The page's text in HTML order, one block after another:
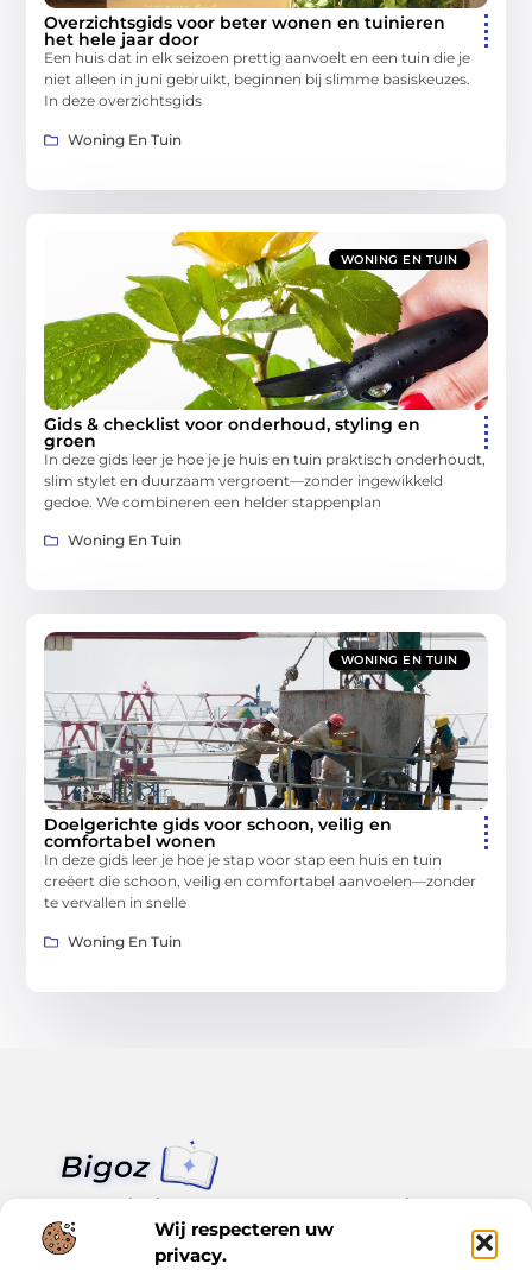
Wij respecteren uw
privacy.
Overzichtsgids voor beter wonen en tuinieren
het hele jaar door
Een huis dat in elk seizoen prettig aanvoelt en een tuin die je
niet alleen in juni gebruikt, beginnen bij slimme basiskeuzes.
In deze overzichtsgids
Woning En Tuin
WONING EN TUIN
Gids & checklist voor onderhoud, styling en
groen
In deze gids leer je hoe je je huis en tuin praktisch onderhoudt,
slim stylet en duurzaam vergroent—zonder ingewikkeld
gedoe. We combineren een helder stappenplan
Woning En Tuin
WONING EN TUIN
Doelgerichte gids voor schoon, veilig en
comfortabel wonen
In deze gids leer je hoe je stap voor stap een huis en tuin
creëert die schoon, veilig en comfortabel aanvoelen—zonder
te vervallen in snelle
Woning En Tuin
Van klein nieuws tot grote trends – alles op Bigoz.nl.
Lees inspirerende blogs en artikelen over het dagelijks leven,
actualiteit en meer.